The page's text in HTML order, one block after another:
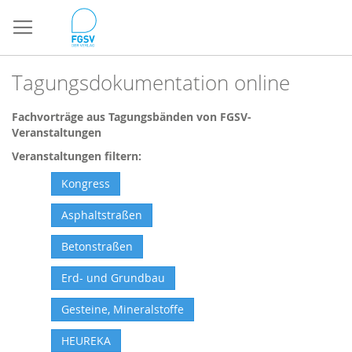
zum
Inhalt
Tagungsdokumentation online
Fachvorträge aus Tagungsbänden von FGSV-
Veranstaltungen
Veranstaltungen filtern:
Kongress
Asphaltstraßen
Betonstraßen
Erd- und Grundbau
Gesteine, Mineralstoffe
HEUREKA